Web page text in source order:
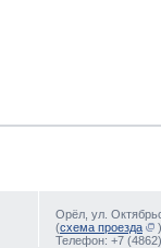
Орёл, ул.
(схема проезда
)
Телефон: +7